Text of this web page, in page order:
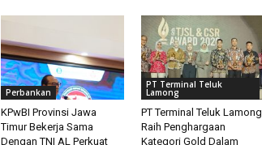
Perbankan
KPwBI Provinsi Jawa
Timur Bekerja Sama
Dengan TNI AL Perkuat
PT Terminal Teluk
Lamong
PT Terminal Teluk Lamong
Raih Penghargaan
Kategori Gold Dalam